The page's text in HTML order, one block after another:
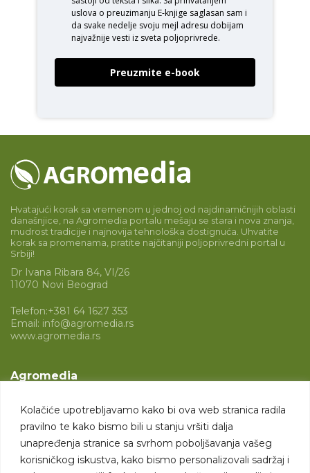
Kolačiće upotrebljavamo kako bi ova web stranica radila
pravilno te kako bismo bili u stanju vršiti dalja
unapređenja stranice sa svrhom poboljšavanja vašeg
korisničkog iskustva, kako bismo personalizovali sadržaj i
uslova o preuzimanju E-knjige saglasan sam i
da svake nedelje svoju mejl adresu dobijam
najvažnije vesti iz sveta poljoprivrede.
Preuzmite e-book
Hvatajući korak sa vremenom u jednoj od najdinamičnijih oblasti
današnjice, na Agromedia portalu mešaju se stara i nova znanja,
mudrost tradicije i najnovija tehnološka dostignuća. Uhvatite
korak sa promenama, pratite najčitaniji poljoprivredni portal u
Srbiji!
Dr Ivana Ribara 84, VI/26
11070 Novi Beograd
Telefon:+381 64 1627 353
Email: info@agromedia.rs
www.agromedia.rs
Agromedia
Svet poljoprivrede
Marketing usluge
Tražimo saradnike